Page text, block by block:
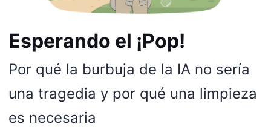
Esperando el ¡Pop!
Por qué la burbuja de la IA no sería
una tragedia y por qué una limpieza
es necesaria